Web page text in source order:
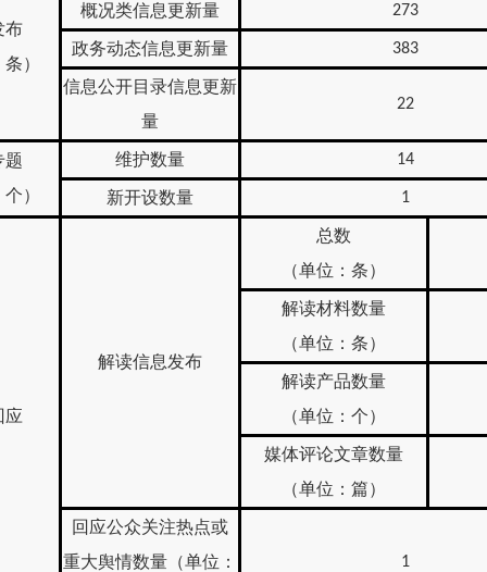
布
）
概况类信息更新量 273
政务动态信息更新量 383
信息公开目录信息更新
量
22
题
）
维护数量 14
新开设数量 1
应
解读信息发布
总数
（单位：条）
解读材料数量
（单位：条）
解读产品数量
（单位：个）
媒体评论文章数量
（单位：篇）
回应公众关注热点或
重大舆情数量（单位：
1